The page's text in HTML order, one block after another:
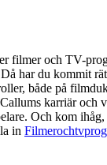
filmer och TV-
har du kommit
både på
karriär och
Och kom
in